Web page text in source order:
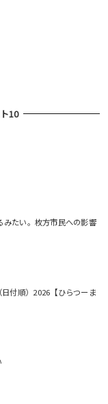
10
みたい。枚方市民への影響
付順）2026【ひらつーま